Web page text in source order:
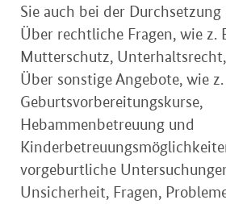
Sie auch bei der
Über rechtliche Fragen, wie z.
Mutterschutz,
Über sonstige Angebote, wie
Geburtsvorbereitungskurse,
Hebammenbetreuung und
vorgeburtliche
Unsicherheit, Fragen,